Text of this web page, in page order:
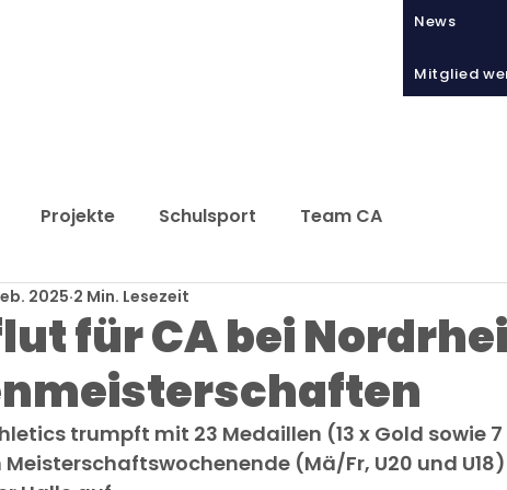
News
Mitglied
Projekte Schulsport Team CA
für CA bei
2025 2 Min. Lesezeit
trumpft mit 23 Medaillen (13 x Gold sowie 7
Meisterschaftswochenende (Mä/Fr, U20 und